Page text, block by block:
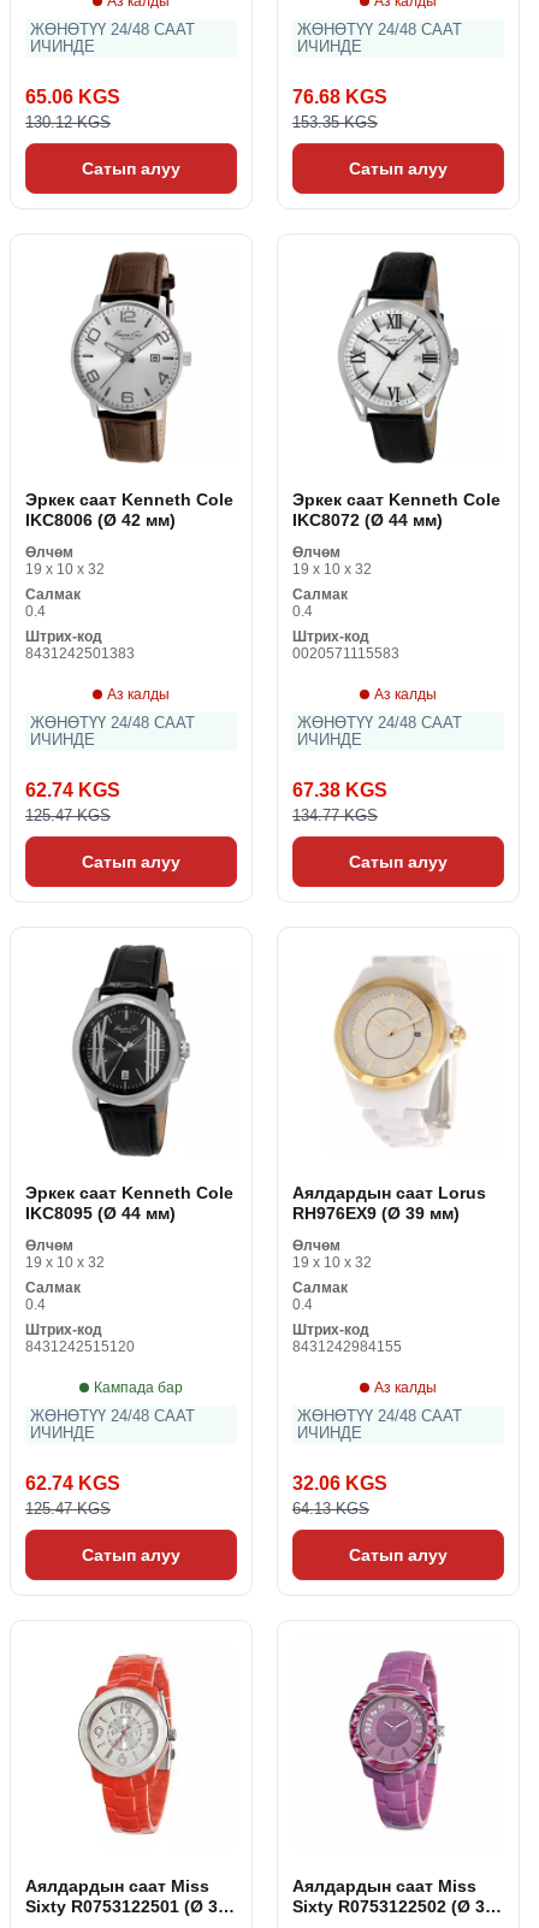
ЖӨНӨТҮҮ 24/48 СААТ
ИЧИНДЕ
65.06 KGS
130.12 KGS
Сатып алуу
ЖӨНӨТҮҮ 24/48 СААТ
ИЧИНДЕ
76.68 KGS
153.35 KGS
Сатып алуу
Эркек саат Kenneth Cole
IKC8006 (Ø 42 мм)
Өлчөм
19 x 10 x 32
Салмак
0.4
Штрих-код
8431242501383
Аз калды
ЖӨНӨТҮҮ 24/48 СААТ
ИЧИНДЕ
62.74 KGS
125.47 KGS
Сатып алуу
Эркек саат Kenneth Cole
IKC8072 (Ø 44 мм)
Өлчөм
19 x 10 x 32
Салмак
0.4
Штрих-код
0020571115583
Аз калды
ЖӨНӨТҮҮ 24/48 СААТ
ИЧИНДЕ
67.38 KGS
134.77 KGS
Сатып алуу
Эркек саат Kenneth Cole
IKC8095 (Ø 44 мм)
Өлчөм
19 x 10 x 32
Салмак
0.4
Штрих-код
8431242515120
Кампада бар
ЖӨНӨТҮҮ 24/48 СААТ
ИЧИНДЕ
62.74 KGS
125.47 KGS
Сатып алуу
Аялдардын саат Lorus
RH976EX9 (Ø 39 мм)
Өлчөм
19 x 10 x 32
Салмак
0.4
Штрих-код
8431242984155
Аз калды
ЖӨНӨТҮҮ 24/48 СААТ
ИЧИНДЕ
32.06 KGS
64.13 KGS
Сатып алуу
Аялдардын саат Miss
Sixty R0753122501 (Ø 39
Аялдардын саат Miss
Sixty R0753122502 (Ø 39